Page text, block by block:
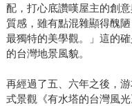
配，打心底讚嘆屋主的創
質感，雖有點混雜顯得醜
最獨特的美學觀。」這的
的台灣地景風貌。
再經過了五、六年之後，
式景觀《有水塔的台灣風